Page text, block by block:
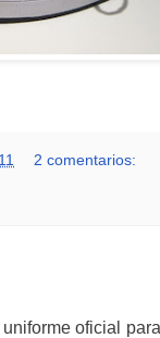
2 comentarios:
oficial